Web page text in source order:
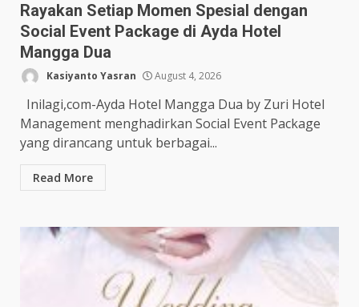
Rayakan Setiap Momen Spesial dengan
Social Event Package di Ayda Hotel
Mangga Dua
Kasiyanto Yasran August 4, 2026
Inilagi,com-Ayda Hotel Mangga Dua by Zuri Hotel
Management menghadirkan Social Event Package
yang dirancang untuk berbagai...
Read More